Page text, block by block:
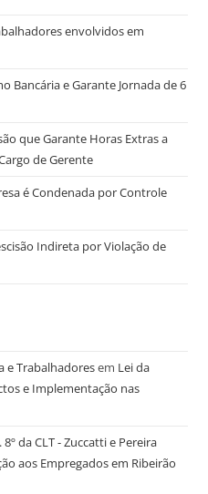
envolvidos em
Bancária e Garante Jornada de 6
que Garante Horas Extras a
de Gerente
é Condenada por Controle
Indireta por Violação de
e Trabalhadoresem Lei da
e Implementação nas
da CLT - Zuccatti e Pereira
aos Empregados em Ribeirão